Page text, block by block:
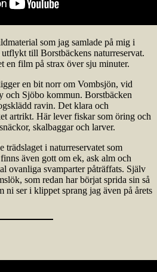
som jag samlade på mig i
till Borstbäckens naturreservat.
en film på strax över sju minuter.
en bit norr om Vombsjön, vid
och Sjöbo kommun. Borstbäcken
ravin. Det klara och
artrikt. Här lever fiskar som öring och
skalbaggar och larver.
trädslaget i naturreservatet som
även gott om ek, ask alm och
ovanliga svamparter påträffats. Själv
som redan har börjat sprida sin så
ni ser i klippet sprang jag även på årets